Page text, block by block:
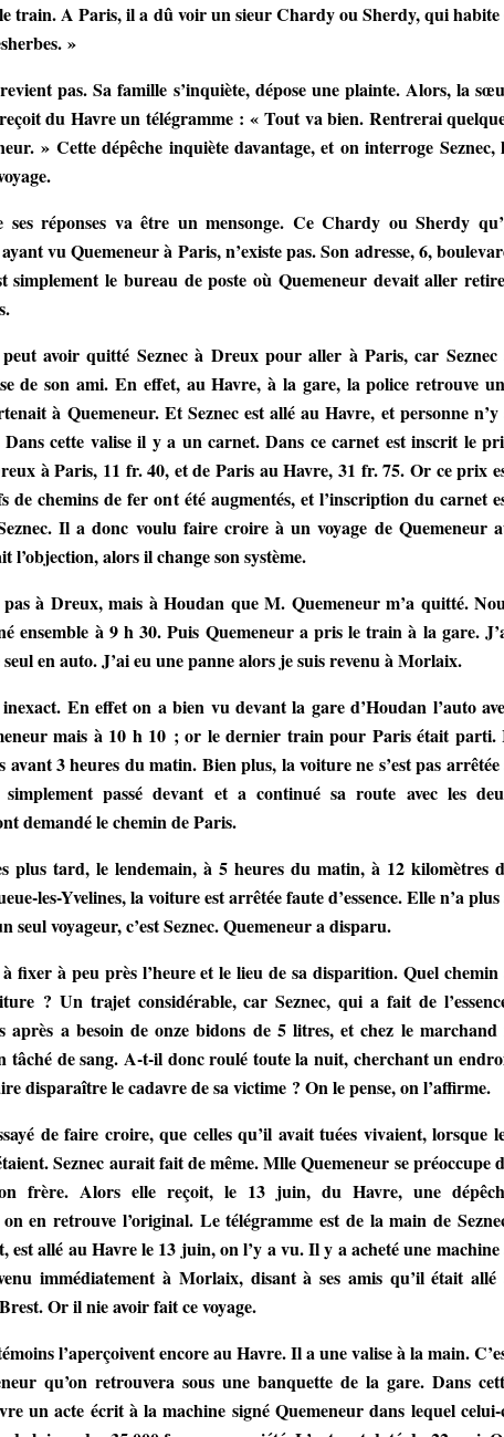
train. A Paris, il a dû voir un sieur Chardy ou Sherdy, qui habite
»
pas. Sa famille s’inquiète, dépose une plainte. Alors, la
du Havre un télégramme : « Tout va bien. Rentrerai
» Cette dépêche inquiète davantage, et on interroge Seznec,
ses réponses va être un mensonge. Ce Chardy ou Sherdy
vu Quemeneur à Paris, n’existe pas. Son adresse, 6,
simplement le bureau de poste où Quemeneur devait aller
avoir quitté Seznec à Dreux pour aller à Paris, car Seznec
de son ami. En effet, au Havre, à la gare, la police retrouve
à Quemeneur. Et Seznec est allé au Havre, et personne n’y
Dans cette valise il y a un carnet. Dans ce carnet est inscrit le
à Paris, 11 fr. 40, et de Paris au Havre, 31 fr. 75. Or ce prix
de chemins de fer ont été augmentés, et l’inscription du carnet
Il a donc voulu faire croire à un voyage de Quemeneur
l’objection, alors il change son système.
pas à Dreux, mais à Houdan que M. Quemeneur m’a quitté.
ensemble à 9 h 30. Puis Quemeneur a pris le train à la gare.
en auto. J’ai eu une panne alors je suis revenu à Morlaix.
En effet on a bien vu devant la gare d’Houdan l’auto
mais à 10 h 10 ; or le dernier train pour Paris était parti.
avant 3 heures du matin. Bien plus, la voiture ne s’est pas arrêtée
passé devant et a continué sa route avec les
demandé le chemin de Paris.
plus tard, le lendemain, à 5 heures du matin, à 12 kilomètres
les-Yvelines, la voiture est arrêtée faute d’essence. Elle n’a plus
seul voyageur, c’est Seznec. Quemeneur a disparu.
fixer à peu près l’heure et le lieu de sa disparition. Quel chemin
? Un trajet considérable, car Seznec, qui a fait de
après a besoin de onze bidons de 5 litres, et chez le
tâché de sang. A-t-il donc roulé toute la nuit, cherchant un
disparaître le cadavre de sa victime ? On le pense, on l’affirme.
de faire croire, que celles qu’il avait tuées vivaient, lorsque
Seznec aurait fait de même. Mlle Quemeneur se préoccupe
frère. Alors elle reçoit, le 13 juin, du Havre, une
en retrouve l’original. Le télégramme est de la main de
est allé au Havre le 13 juin, on l’y a vu. Il y a acheté une machine
immédiatement à Morlaix, disant à ses amis qu’il était allé
Or il nie avoir fait ce voyage.
l’aperçoivent encore au Havre. Il a une valise à la main.
qu’on retrouvera sous une banquette de la gare. Dans
un acte écrit à la machine signé Quemeneur dans lequel